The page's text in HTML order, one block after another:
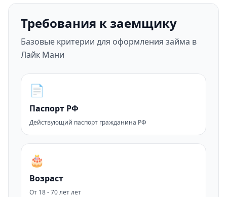
Требования к заемщику
Базовые критерии для оформления займа в
Лайк Мани
📄
Паспорт РФ
Действующий паспорт гражданина РФ
🎂
Возраст
От 18 - 70 лет лет